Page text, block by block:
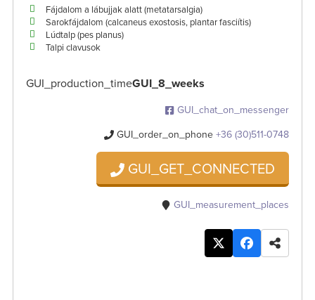
Fájdalom a lábujjak alatt (metatarsalgia)
Sarokfájdalom (calcaneus exostosis, plantar fasciítis)
Lúdtalp (pes planus)
Talpi clavusok
GUI_production_timeGUI_8_weeks
GUI_chat_on_messenger
GUI_order_on_phone+36 (30)511-0748
GUI_GET_CONNECTED
GUI_measurement_places